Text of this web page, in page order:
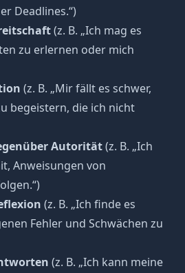
Deadlines.“)
(z. B. „Ich mag es
zu erlernen oder mich
(z. B. „Mir fällt es schwer,
begeistern, die ich nicht
Autorität(z. B. „Ich
Anweisungen von
(z. B. „Ich finde es
Fehler und Schwächen zu
(z. B. „Ich kann meine